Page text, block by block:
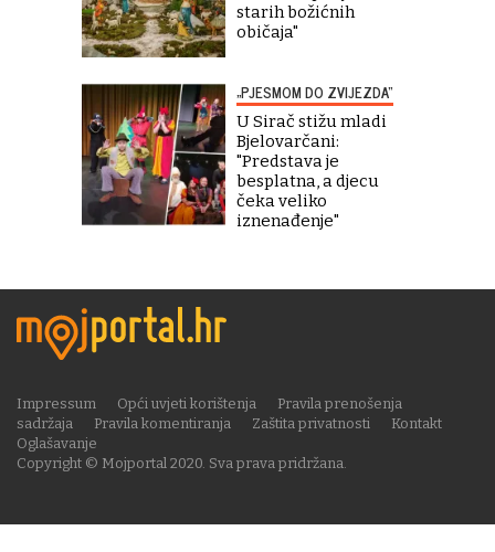
starih božićnih
običaja"
„PJESMOM DO ZVIJEZDA“
U Sirač stižu mladi
Bjelovarčani:
"Predstava je
besplatna, a djecu
čeka veliko
iznenađenje"
Copyright © Mojportal 2020. Sva prava pridržana.
Impressum Opći uvjeti korištenja
Pravila prenošenja
sadržaja
Pravila komentiranja Zaštita privatnosti
Kontakt
Oglašavanje